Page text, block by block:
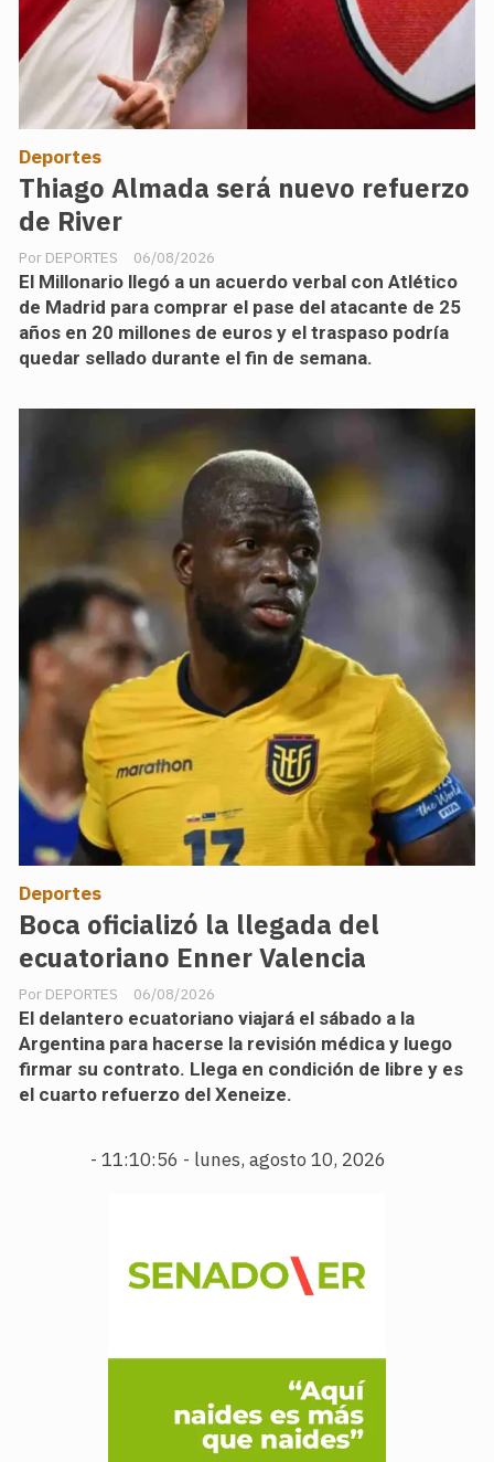
Thiago Almada será nuevo refuerzo
de River
DEPORTES
Deportes
06/08/2026
El Millonario llegó a un acuerdo verbal con Atlético
de Madrid para comprar el pase del atacante de 25
años en 20 millones de euros y el traspaso podría
quedar sellado durante el fin de semana.
Boca oficializó la llegada del
ecuatoriano Enner Valencia
DEPORTES
Deportes
06/08/2026
El delantero ecuatoriano viajará el sábado a la
Argentina para hacerse la revisión médica y luego
firmar su contrato. Llega en condición de libre y es
el cuarto refuerzo del Xeneize.
- 11:10:58 - lunes, agosto 10, 2026